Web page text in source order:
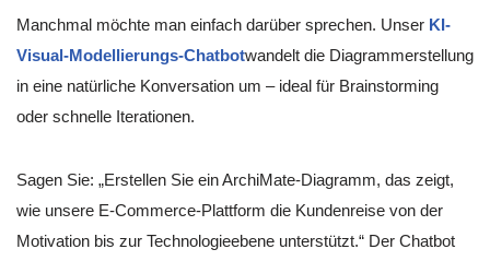
Manchmal möchte man einfach darüber sprechen. Unser KI-
Visual-Modellierungs-Chatbotwandelt die Diagrammerstellung
in eine natürliche Konversation um – ideal für Brainstorming
oder schnelle Iterationen.
Sagen Sie: „Erstellen Sie ein ArchiMate-Diagramm, das zeigt,
wie unsere E-Commerce-Plattform die Kundenreise von der
Motivation bis zur Technologieebene unterstützt.“ Der Chatbot